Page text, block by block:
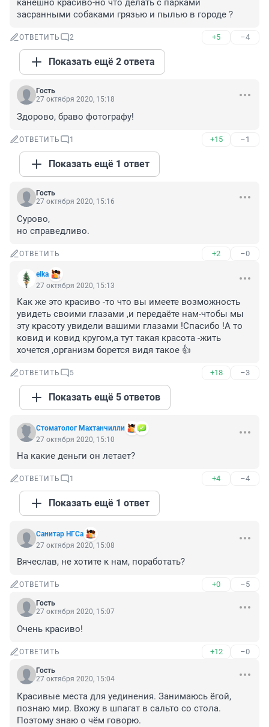
канешно красиво-но что делать с парками
засранными собаками грязью и пылью в городе ?
ОТВЕТИТЬ 2 +5 –4
Показать ещё 2 ответа
Гость
27 октября 2020, 15:18
Здорово, браво фотографу!
ОТВЕТИТЬ 1 +15 –1
Показать ещё 1 ответ
Гость
27 октября 2020, 15:16
Сурово,
но справедливо.
ОТВЕТИТЬ +2 –0
elka
27 октября 2020, 15:13
Как же это красиво -то что вы имеете возможность
увидеть своими глазами ,и передаёте нам-чтобы мы
эту красоту увидели вашими глазами !Спасибо !А то
ковид и ковид кругом,а тут такая красота -жить
хочется ,организм борется видя такое 👍
ОТВЕТИТЬ 5 +18 –3
Показать ещё 5 ответов
Стоматолог Махтанчилли
27 октября 2020, 15:10
На какие деньги он летает?
ОТВЕТИТЬ 1 +4 –4
Показать ещё 1 ответ
Санитар НГСа
27 октября 2020, 15:08
Вячеслав, не хотите к нам, поработать?
ОТВЕТИТЬ +0 –5
Гость
27 октября 2020, 15:07
Очень красиво!
ОТВЕТИТЬ +12 –0
Гость
27 октября 2020, 15:04
Красивые места для уединения. Занимаюсь ёгой,
познаю мир. Вхожу в шпагат в сальто со стола.
Поэтому знаю о чём говорю.